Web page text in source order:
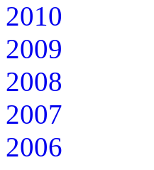
2010
2009
2008
2007
2006